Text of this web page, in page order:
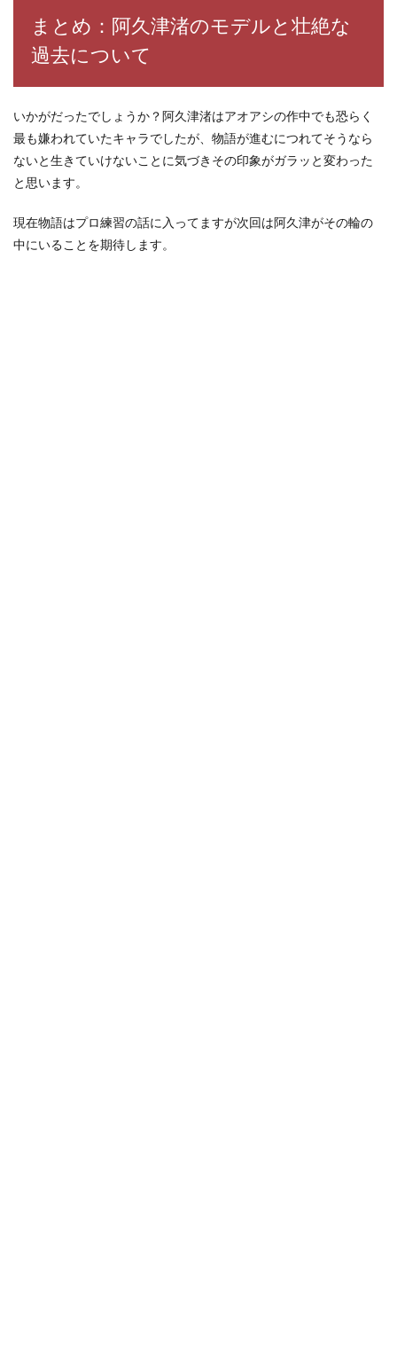
まとめ：阿久津渚のモデルと壮絶な
過去について
いかがだったでしょうか？阿久津渚はアオアシの作中でも恐らく
最も嫌われていたキャラでしたが、物語が進むにつれてそうなら
ないと生きていけないことに気づきその印象がガラッと変わった
と思います。
現在物語はプロ練習の話に入ってますが次回は阿久津がその輪の
中にいることを期待します。